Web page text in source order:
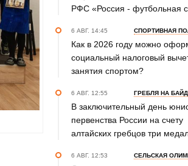
РФС «Россия - футбольная
6 АВГ. 14:45 СПОРТИВНАЯ
Как в 2026 году можно
социальный налоговый
занятия спортом?
6 АВГ. 12:55 ГРЕБЛЯ НА
В заключительный день
первенства России на счету
алтайских гребцов три
6 АВГ. 12:53 СЕЛЬСКАЯ